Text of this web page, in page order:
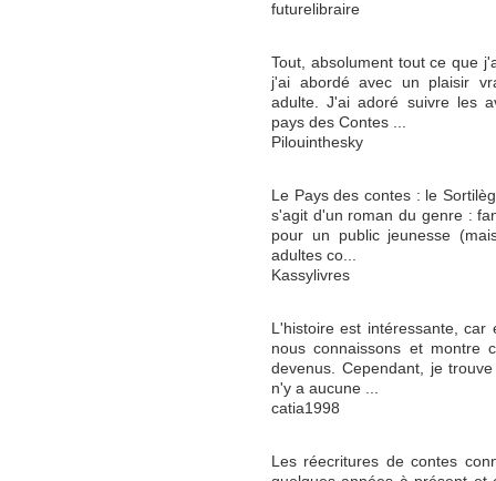
futurelibraire
Tout, absolument tout ce que
j'ai abordé avec un plaisir
adulte. J'ai adoré suivre les
pays des Contes ...
Pilouinthesky
Le Pays des contes : le
s'agit d'un roman du genre :
pour un public jeunesse
adultes co...
Kassylivres
L'histoire est intéressante,
nous connaissons et montre
devenus. Cependant, je
n'y a aucune ...
catia1998
Les réecritures de contes